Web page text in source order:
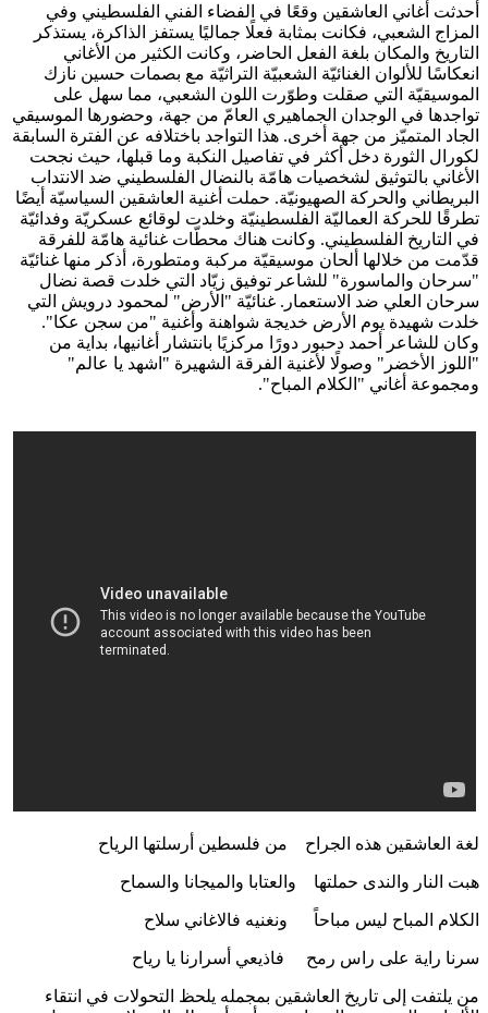
أحدثت أغاني العاشقين وقعًا في الفضاء الفني الفلسطيني وفي
المزاج الشعبي، فكانت بمثابة فعلًا جماليًا يستفز الذاكرة، يستذكر
التاريخ والمكان بلغة الفعل الحاضر، وكانت الكثير من الأغاني
انعكاسًا للألوان الغنائيّة الشعبيّة التراثيّة مع بصمات حسين نازك
الموسيقيّة التي صقلت وطوّرت اللون الشعبي، مما سهل على
تواجدها في الوجدان الجماهيري العامّ من جهة، وحضورها الموسيقي
الجاد المتميّز من جهة أخرى. هذا التواجد باختلافه عن الفترة السابقة
لكورال الثورة دخل أكثر في تفاصيل النكبة وما قبلها، حيث نجحت
الأغاني بالتوثيق لشخصيات هامّة بالنضال الفلسطيني ضد الانتداب
البريطاني والحركة الصهيونيّة. حملت أغنية العاشقين السياسيّة أيضًا
تطرقًا للحركة العماليّة الفلسطينيّة وخلدت لوقائع عسكريّة وفدائيّة
في التاريخ الفلسطيني. وكانت هناك محطّات غنائية هامّة للفرقة
قدّمت من خلالها ألحان موسيقيّة مركبة ومتطورة، أذكر منها غنائيّة
"سرحان والماسورة" للشاعر توفيق زيّاد التي خلدت قصة نضال
سرحان العلي ضد الاستعمار. غنائيّة "الأرض" لمحمود درويش التي
خلدت شهيدة يوم الأرض خديجة شواهنة وأغنية "من سجن عكا".
وكان للشاعر أحمد دحبور دورًا مركزيًا بانتشار أغانيها، بداية من
"اللوز الأخضر" وصولًا لأغنية الفرقة الشهيرة "اشهد يا عالم"
ومجموعة أغاني "الكلام المباح".
لغة العاشقين هذه الجراح من فلسطين أرسلتها الرياح
هبت النار والندى حملتها والعتابا والميجانا والسماح
الكلام المباح ليس مباحاً ونغنيه فالاغاني سلاح
سرنا راية على راس رمح فاذيعي أسرارنا يا رياح
من يلتفت إلى تاريخ العاشقين بمجمله يلحظ التحولات في انتقاء